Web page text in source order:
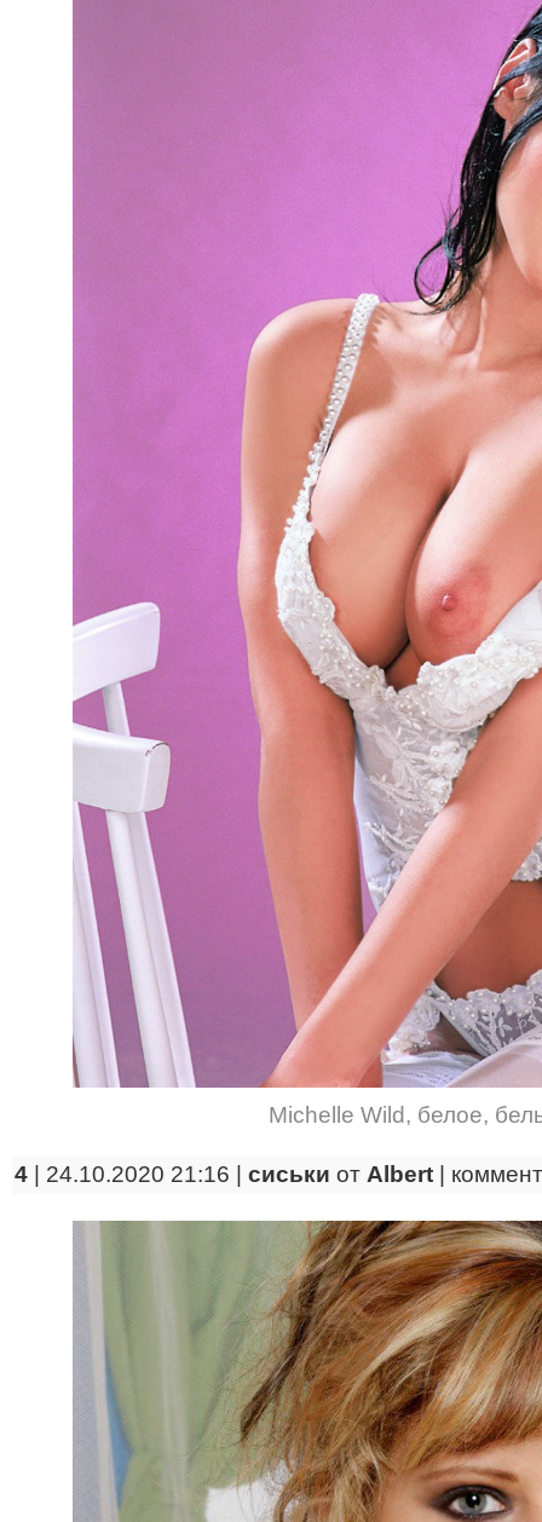
Michelle Wild, белое,
4 | 24.10.2020 21:16 | сиськи от Albert